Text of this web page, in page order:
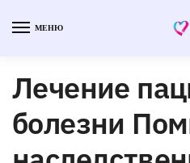
МЕНЮ
Лечение
болезни